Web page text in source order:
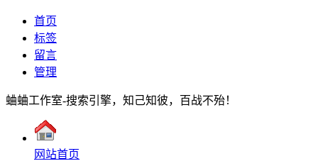
首页
标签
留言
管理
蛐蛐工作室-搜索引擎，知己知彼，百战不殆！
网站首页